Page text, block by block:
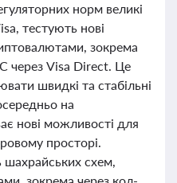
норм великі
тестують нові
зокрема
через Visa Direct. Це
швидкі та стабільні
на
нові можливості для
просторі.
шахрайських схем,